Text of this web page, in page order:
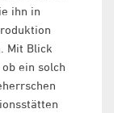
ihn in
Mit Blick
ein solch